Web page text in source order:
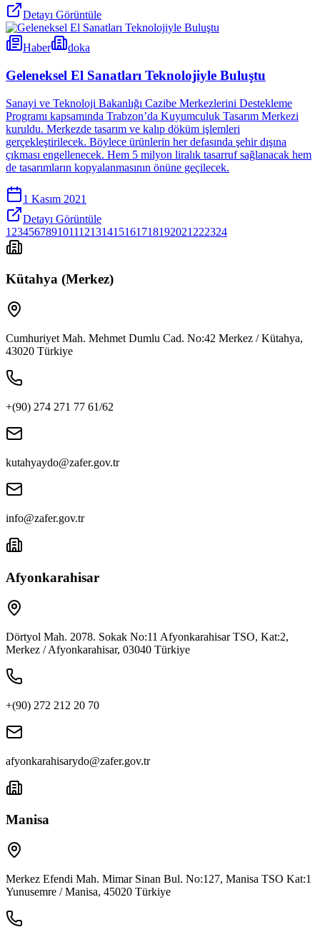
Detayı Görüntüle
Haber doka
Geleneksel El Sanatları Teknolojiyle Buluştu
Sanayi ve Teknoloji Bakanlığı Cazibe Merkezlerini Destekleme
Programı kapsamında Trabzon’da Kuyumculuk Tasarım Merkezi
kuruldu. Merkezde tasarım ve kalıp döküm işlemleri
gerçekleştirilecek. Böylece ürünlerin her defasında şehir dışına
çıkması engellenecek. Hem 5 milyon liralık tasarruf sağlanacak hem
de tasarımların kopyalanmasının önüne geçilecek.
1 Kasım 2021
Detayı Görüntüle
1 23456789101112131415161718192021 222324
Kütahya (Merkez)
Cumhuriyet Mah. Mehmet Dumlu Cad. No:42 Merkez / Kütahya,
43020 Türkiye
+(90) 274 271 77 61/62
kutahyaydo@zafer.gov.tr
info@zafer.gov.tr
Afyonkarahisar
Dörtyol Mah. 2078. Sokak No:11 Afyonkarahisar TSO, Kat:2,
Merkez / Afyonkarahisar, 03040 Türkiye
+(90) 272 212 20 70
afyonkarahisarydo@zafer.gov.tr
Manisa
Merkez Efendi Mah. Mimar Sinan Bul. No:127, Manisa TSO Kat:1
Yunusemre / Manisa, 45020 Türkiye